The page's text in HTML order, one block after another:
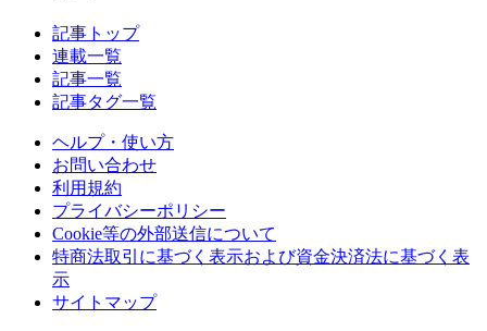
記事トップ
連載一覧
記事一覧
記事タグ一覧
ヘルプ・使い方
お問い合わせ
利用規約
プライバシーポリシー
Cookie等の外部送信について
特商法取引に基づく表示および資金決済法に基づく表
示
サイトマップ